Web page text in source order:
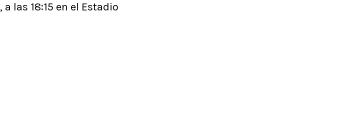
, a las 18:15 en el Estadio